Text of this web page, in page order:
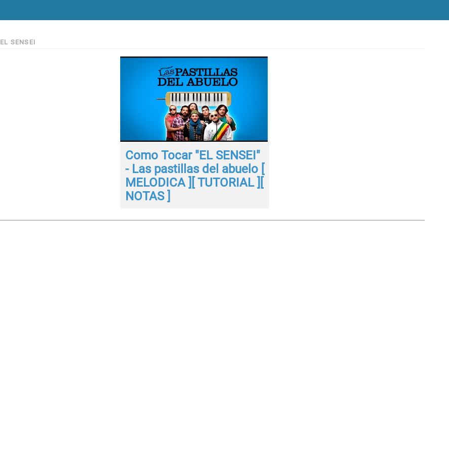
EL SENSEI
Como Tocar "EL SENSEI"
- Las pastillas del abuelo [
MELODICA ][ TUTORIAL ][
NOTAS ]